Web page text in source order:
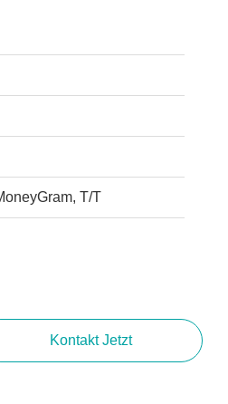
T/T
Kontakt Jetzt